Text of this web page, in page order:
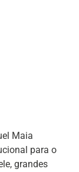
Maia
para o
grandes